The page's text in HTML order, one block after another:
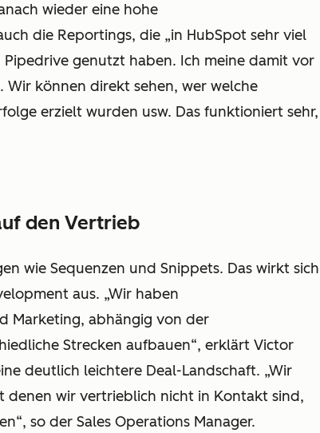
wieder eine hohe
die Reportings, die „in HubSpot sehr viel
genutzt haben. Ich meine damit vor
können direkt sehen, wer welche
erzielt wurden usw. Das funktioniert sehr,
den Vertrieb
wie Sequenzen und Snippets. Das wirkt sich
aus. „Wir haben
Marketing, abhängig von der
Strecken aufbauen“, erklärt Victor
deutlich leichtere Deal-Landschaft. „Wir
denen wir vertrieblich nicht in Kontakt sind,
so der Sales Operations Manager.